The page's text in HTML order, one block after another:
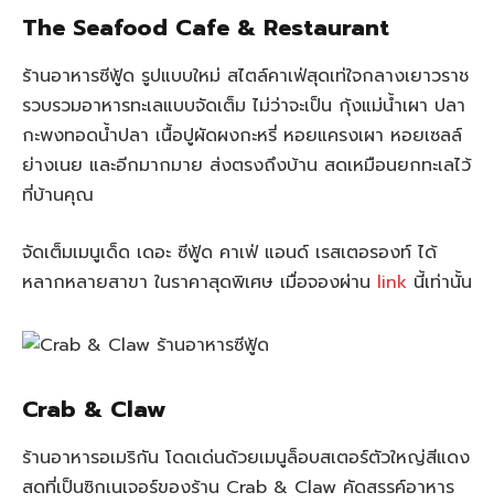
The Seafood Cafe & Restaurant
ร้านอาหารซีฟู้ด รูปแบบใหม่ สไตล์คาเฟ่สุดเท่ใจกลางเยาวราช
รวบรวมอาหารทะเลแบบจัดเต็ม ไม่ว่าจะเป็น กุ้งแม่น้ำเผา ปลา
กะพงทอดน้ำปลา เนื้อปูผัดผงกะหรี่ หอยแครงเผา หอยเซลล์
ย่างเนย และอีกมากมาย ส่งตรงถึงบ้าน สดเหมือนยกทะเลไว้
ที่บ้านคุณ
จัดเต็มเมนูเด็ด เดอะ ซีฟู้ด คาเฟ่ แอนด์ เรสเตอรองท์ ได้
หลากหลายสาขา ในราคาสุดพิเศษ เมื่อจองผ่าน link นี้เท่านั้น
Crab & Claw
ร้านอาหารอเมริกัน โดดเด่นด้วยเมนูล็อบสเตอร์ตัวใหญ่สีแดง
สดที่เป็นซิกเนเจอร์ของร้าน Crab & Claw คัดสรรค์อาหาร